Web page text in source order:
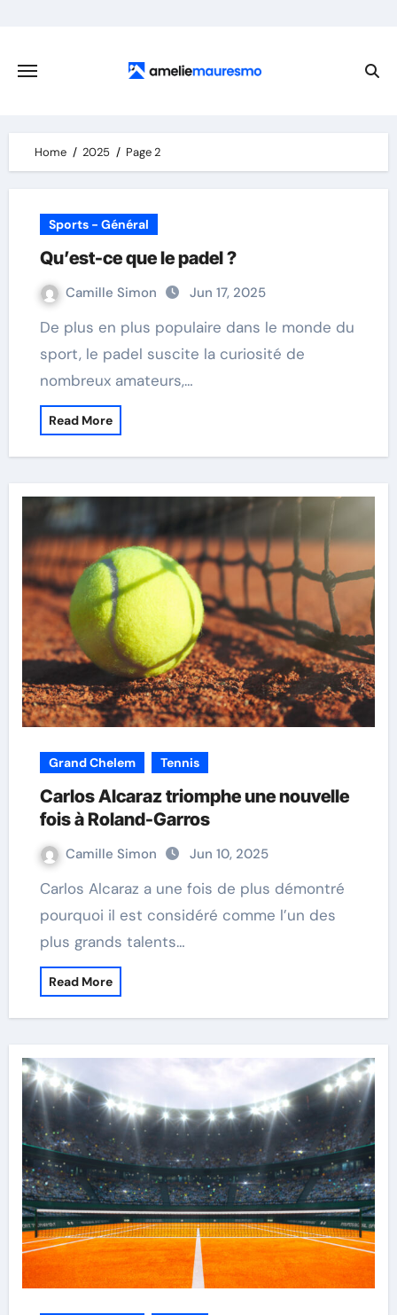
content
Home 2025 Page 2
Sports - Général
Qu’est-ce que le padel ?
Camille Simon Jun 17, 2025
De plus en plus populaire dans le monde du
sport, le padel suscite la curiosité de
nombreux amateurs,…
Read More
Grand Chelem Tennis
Carlos Alcaraz triomphe une nouvelle
fois à Roland-Garros
Camille Simon Jun 10, 2025
Carlos Alcaraz a une fois de plus démontré
pourquoi il est considéré comme l’un des
plus grands talents…
Read More